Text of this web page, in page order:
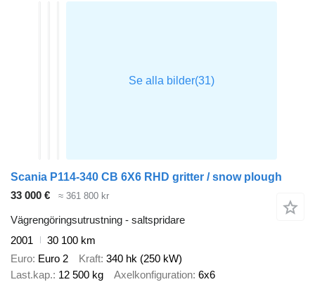
Scania P114-340 CB 6X6 RHD gritter / snow plough
33 000 €
≈ 361 800 kr
Vägrengöringsutrustning - saltspridare
2001
30 100 km
Euro Euro 2 Kraft 340 hk (250 kW)
Last.kap. 12 500 kg Axelkonfiguration 6x6